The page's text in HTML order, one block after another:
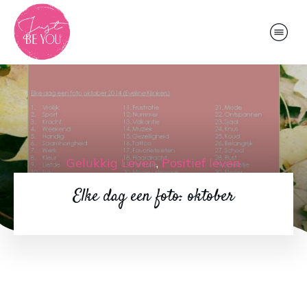
Gelukkig Leven,Positief leven
Elke dag een foto: oktober